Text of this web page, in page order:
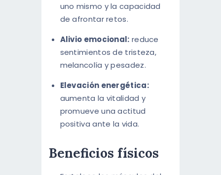
uno mismo y la capacidad
de afrontar retos.
Alivio emocional: reduce
sentimientos de tristeza,
melancolía y pesadez.
Elevación energética:
aumenta la vitalidad y
promueve una actitud
positiva ante la vida.
Beneficios físicos